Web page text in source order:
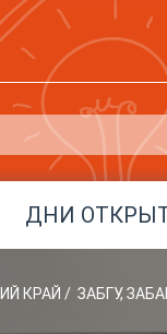
ДНИ
КРАЙ / ЗАБГУ,